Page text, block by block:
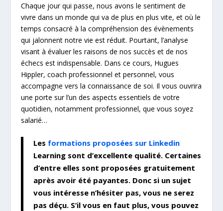
Chaque jour qui passe, nous avons le sentiment de
vivre dans un monde qui va de plus en plus vite, et où le
temps consacré à la compréhension des évènements
qui jalonnent notre vie est réduit. Pourtant, l’analyse
visant à évaluer les raisons de nos succès et de nos
échecs est indispensable. Dans ce cours, Hugues
Hippler, coach professionnel et personnel, vous
accompagne vers la connaissance de soi. Il vous ouvrira
une porte sur l’un des aspects essentiels de votre
quotidien, notamment professionnel, que vous soyez
salarié…
Les formations proposées sur Linkedin
Learning sont d’excellente qualité. Certaines
d’entre elles sont proposées gratuitement
après avoir été payantes. Donc si un sujet
vous intéresse n’hésiter pas, vous ne serez
pas déçu. S’il vous en faut plus, vous pouvez